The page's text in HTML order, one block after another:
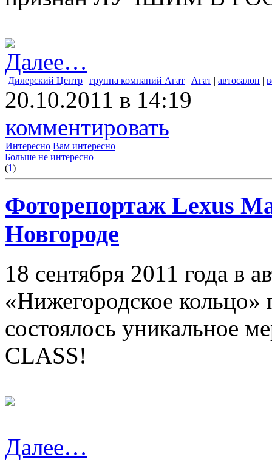
Далее…
Дилерский Центр | группа компаний Агат | Агат | автосалон |
20.10.2011 в 14:19
комментировать
Интересно Вам интересно
Больше не интересно
(1)
Фоторепортаж Lexus
Новгороде
18 сентября 2011 года в
«Нижегородское
состоялось уникальное
CLASS!
Далее…